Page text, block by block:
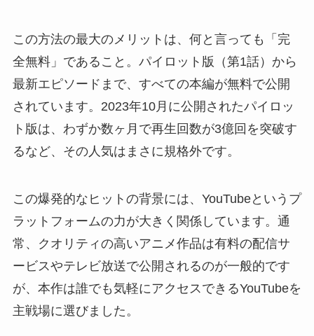
この方法の最大のメリットは、何と言っても「完
全無料」であること。パイロット版（第1話）から
最新エピソードまで、すべての本編が無料で公開
されています。2023年10月に公開されたパイロッ
ト版は、わずか数ヶ月で再生回数が3億回を突破す
るなど、その人気はまさに規格外です。
この爆発的なヒットの背景には、YouTubeというプ
ラットフォームの力が大きく関係しています。通
常、クオリティの高いアニメ作品は有料の配信サ
ービスやテレビ放送で公開されるのが一般的です
が、本作は誰でも気軽にアクセスできるYouTubeを
主戦場に選びました。